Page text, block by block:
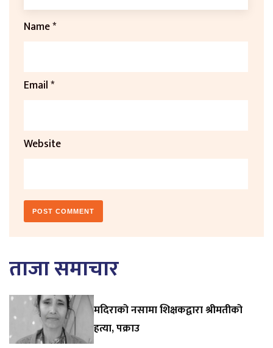
Name*
Email*
Website
ताजा समाचार
मदिराको नसामा शिक्षकद्वारा श्रीमतीको
हत्या, पक्राउ